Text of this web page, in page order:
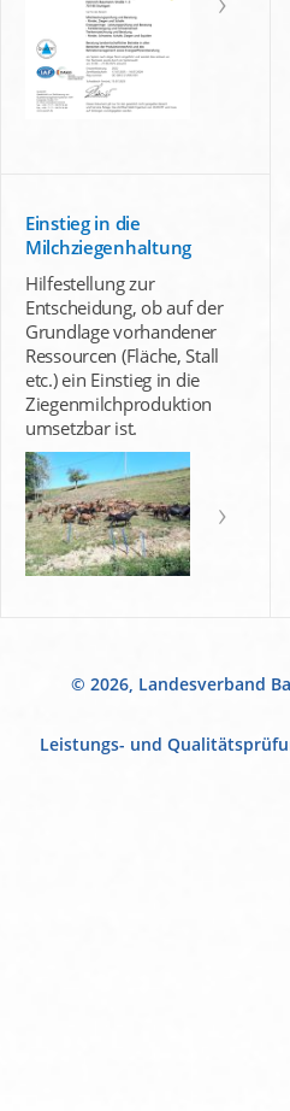
Einstieg in die
Milchziegenhaltung
Hilfestellung zur
Entscheidung, ob auf der
Grundlage vorhandener
Ressourcen (Fläche, Stall
etc.) ein Einstieg in die
Ziegenmilchproduktion
umsetzbar ist.
© 2026, Landesverband
Leistungs- und